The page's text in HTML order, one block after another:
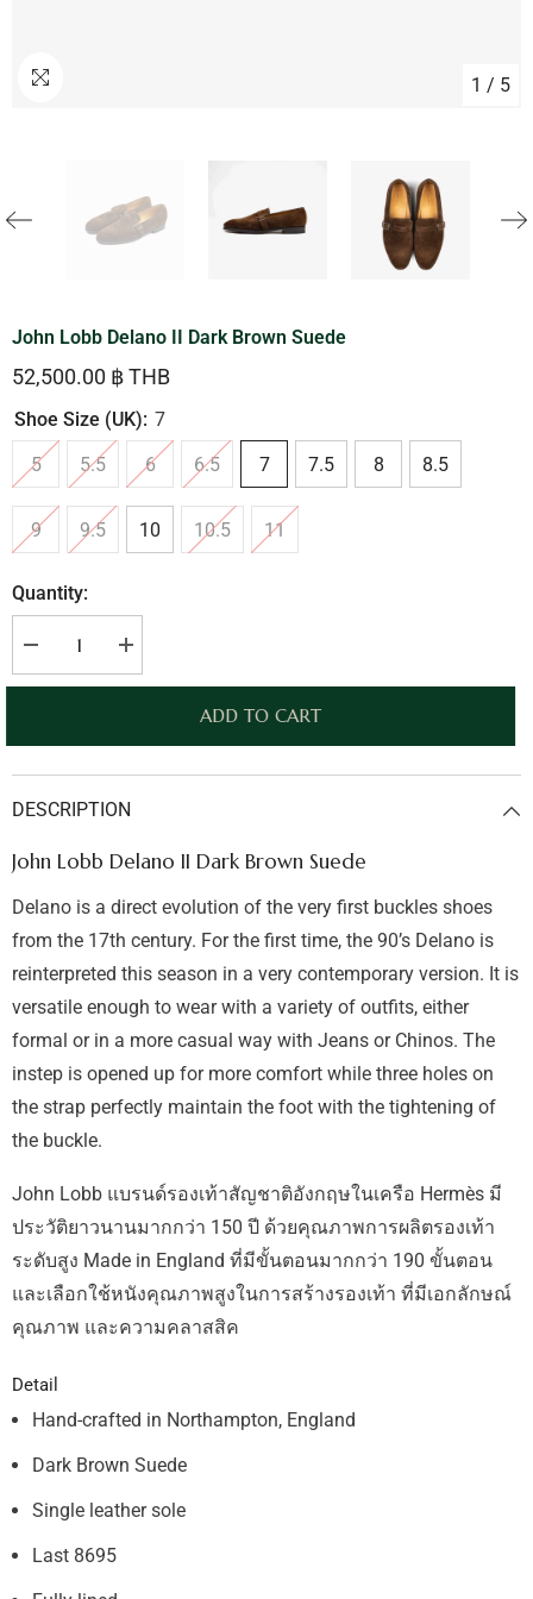
1 / 5
John Lobb Delano II Dark Brown Suede
52,500.00 ฿ THB
Shoe Size (UK): 7
5
5.5 6 6.5 7 7.5 8 8.5
9 9.5 10 10.5 11
Quantity:
Decrease
quantity
for
Dark
Suede
Increase
quantity
for
Dark
Suede
ADD TO CART
DESCRIPTION
John Lobb Delano II Dark Brown Suede
Delano is a direct evolution of the very first buckles shoes
from the 17th century. For the first time, the 90’s Delano is
reinterpreted this season in a very contemporary version. It is
versatile enough to wear with a variety of outfits, either
formal or in a more casual way with Jeans or Chinos. The
instep is opened up for more comfort while three holes on
the strap perfectly maintain the foot with the tightening of
the buckle.
John Lobb แบรนด์รองเท้าสัญชาติอังกฤษในเครือ Hermès มี
ประวัติยาวนานมากกว่า 150 ปี ด้วยคุณภาพการผลิตรองเท้า
ระดับสูง Made in England ที่มีขั้นตอนมากกว่า 190 ขั้นตอน
และเลือกใช้หนังคุณภาพสูงในการสร้างรองเท้า ที่มีเอกลักษณ์
คุณภาพ และความคลาสสิค
Detail
Hand-crafted in Northampton, England
Dark Brown Suede
Single leather sole
Last 8695